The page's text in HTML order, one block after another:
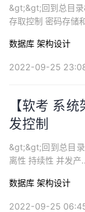
&gt;&gt;回到总目
存取控制 密码存储
数据库 架构设计
2022-09-25
【软考 系
发控制
&gt;&gt;回到总目
离性 持续性 并发产
数据库 架构设计
2022-09-25